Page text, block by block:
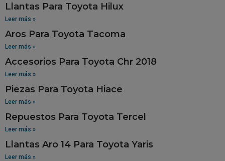
Llantas Para Toyota Hilux
Leer más »
Aros Para Toyota Tacoma
Leer más »
Accesorios Para Toyota Chr 2018
Leer más »
Piezas Para Toyota Hiace
Leer más »
Repuestos Para Toyota Tercel
Leer más »
Llantas Aro 14 Para Toyota Yaris
Leer más »